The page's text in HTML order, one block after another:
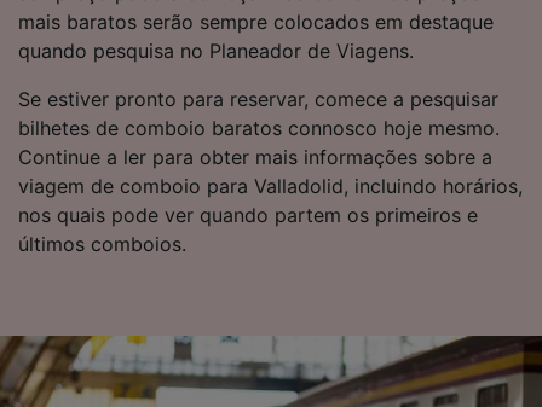
mais baratos serão sempre colocados em destaque
quando pesquisa no Planeador de Viagens.
Se estiver pronto para reservar, comece a pesquisar
bilhetes de comboio baratos connosco hoje mesmo.
Continue a ler para obter mais informações sobre a
viagem de comboio para Valladolid, incluindo horários,
nos quais pode ver quando partem os primeiros e
últimos comboios.
Lista de parceiros (fornecedores)